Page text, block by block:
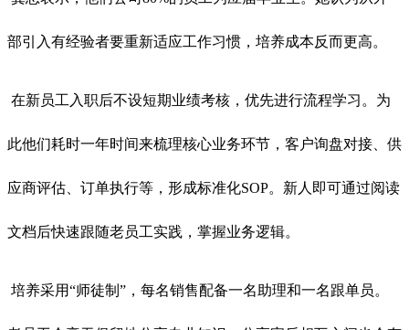
部引入有经验者要重新适应工作习惯，培养成本反而更高。
在新员工入职后不设短期业绩考核，优先进行流程学习。为
此他们耗时一年时间来梳理核心业务环节，客户询盘对接、供
应商评估、订单执行等，形成标准化SOP。新人即可通过阅读
文档后快速跟随老员工实践，掌握业务逻辑。
培养采用“师徒制”，每名销售配备一名助理和一名跟单员。